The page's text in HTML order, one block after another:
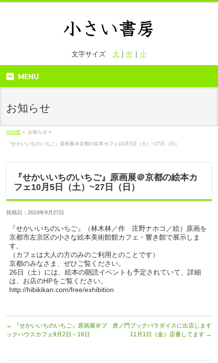
文字サイズ 大｜ 中 ｜ 小
MENU
お知らせ
HOME » お知らせ »
『せかいいちのいちご』原画展＠京都の絵本カフェ10月5日（土）~27日（日）
『せかいいちのいちご』原画展＠京都の絵本カ
フェ10月5日（土）~27日（日）
投稿日：2019年9月27日
『せかいいちのいちご』（林木林／作 庄野ナホコ／絵）原画を
京都市左京区の小さな絵本美術館館カフェ・響き館で展示しま
す。
（カフェは大人の方のみのご利用とのことです）
京都のみなさま、ぜひご覧ください。
26日（土）には、絵本の朗読イベントも予定されていて、詳細
は、お店のHPをご覧ください。
http://hibikikan.com/free/exhibition
←
『せかいいちのいちご』原画展＠ブ
ックハウスカフェ9月2日～16日
虎ノ門ブックバラダイスに出店します
11月1日（金）店番してます →